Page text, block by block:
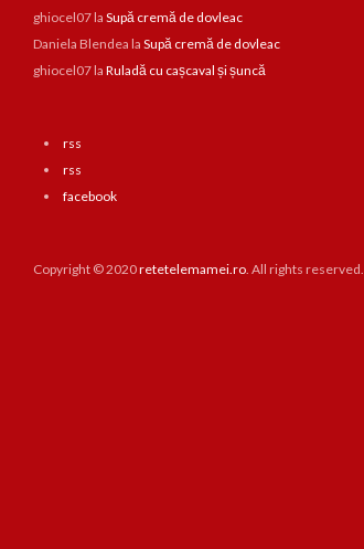
ghiocel07la Supă cremă de dovleac
Daniela Blendea la Supă cremă de dovleac
ghiocel07la Ruladă cu cașcaval și șuncă
rss
rss
facebook
Copyright © 2020retetelemamei.ro. All rights reserved.